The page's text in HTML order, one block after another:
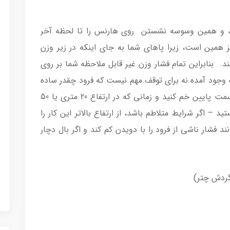
و همین وسوسه نشستن روی هارنس را تا لحظه آخر
است، زیرا پاهای شما به جای اینکه در زیر وزن
بنابراین تمام فشار وزن غیر قابل ملاحظه شما بر روی
آمده نه برای توقف.مهم نیست که فرود چقدر ساده
به نظر می رسد، پاهای خود را از هارنس به سمت پایین خم کنید و زمانی که در ارتفاع 20 متری یا 50
– اگر شرایط متلاطم باشد، از ارتفاع بالاتر این کار را
فشار ناشی از فرود را با دویدن کم کند و اگر بال دچار